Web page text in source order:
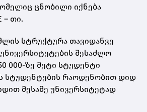
ცნობილი იქნება
– თი.
სტრუქტურა თავიდანვე
შესაძლო
000-ზე მეტი სტუდენტი
სტუდენტების რაოდენობით დიდ
მესამე უნივერსიტეტად